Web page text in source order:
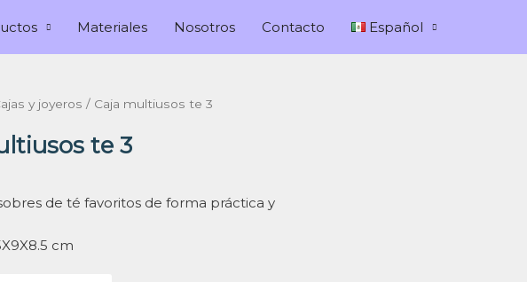
Materiales Nosotros Contacto Español
y joyeros / Caja multiusos te 3
te 3
de té favoritos de forma práctica y
cm